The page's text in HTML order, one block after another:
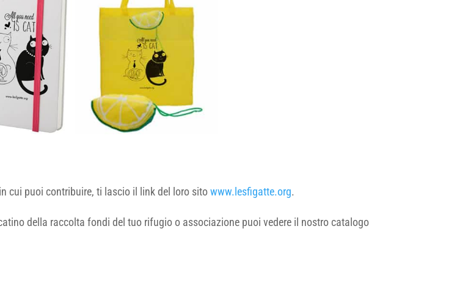
cui puoi contribuire, ti lascio il link del loro sitowww.lesfigatte.org.
della raccolta fondi del tuo rifugio o associazione puoi vedere il nostro catalogo